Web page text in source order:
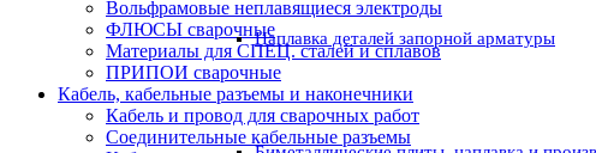
Наплавка деталей запорной арматуры
Вольфрамовые неплавящиеся электроды
ФЛЮСЫ сварочные
Материалы для СПЕЦ. сталей и сплавов
ПРИПОИ сварочные
Кабель, кабельные разъемы и наконечники
Кабель и провод для сварочных работ
Соединительные кабельные разъемы